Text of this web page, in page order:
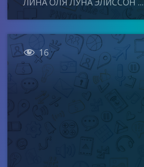
ЛИНА ОЛЯ ЛУНА ЭЛИССОН ...
 16